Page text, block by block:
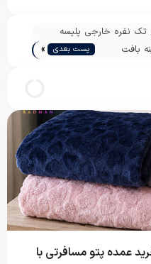
تک نفره خارجی پلیسه
بافت
پست بعدی »
عمده پتو مسافرتی با